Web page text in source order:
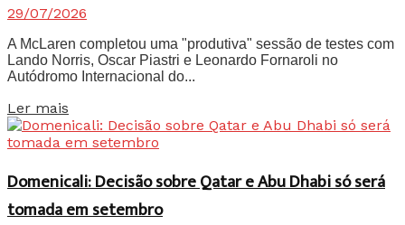
29/07/2026
A McLaren completou uma "produtiva" sessão de testes com
Lando Norris, Oscar Piastri e Leonardo Fornaroli no
Autódromo Internacional do...
Ler mais
Domenicali: Decisão sobre Qatar e Abu Dhabi só será
tomada em setembro